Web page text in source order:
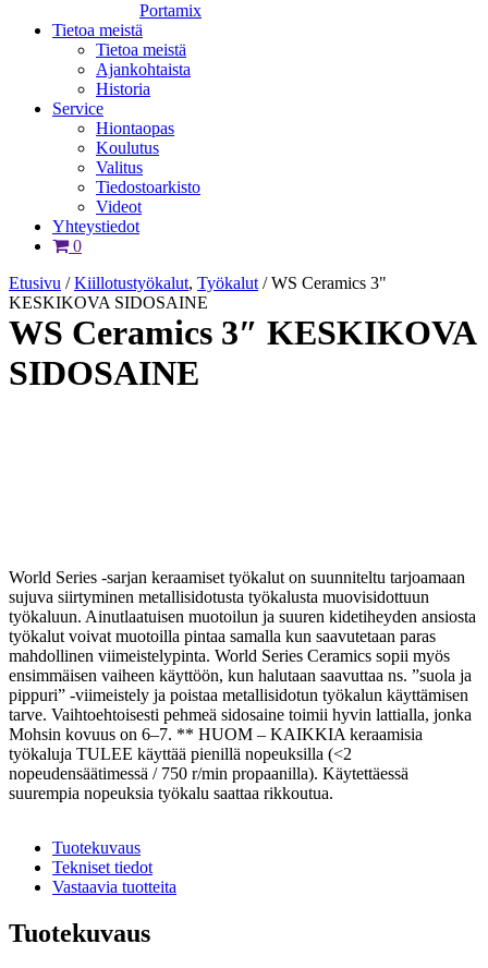
Portamix
Tietoa meistä
Tietoa meistä
Ajankohtaista
Historia
Service
Hiontaopas
Koulutus
Valitus
Tiedostoarkisto
Videot
Yhteystiedot
0
Etusivu /Kiillotustyökalut, Työkalut/WS Ceramics 3"
KESKIKOVA SIDOSAINE
WS Ceramics 3″ KESKIKOVA
SIDOSAINE
World Series -sarjan keraamiset työkalut on suunniteltu tarjoamaan
sujuva siirtyminen metallisidotusta työkalusta muovisidottuun
työkaluun. Ainutlaatuisen muotoilun ja suuren kidetiheyden ansiosta
työkalut voivat muotoilla pintaa samalla kun saavutetaan paras
mahdollinen viimeistelypinta. World Series Ceramics sopii myös
ensimmäisen vaiheen käyttöön, kun halutaan saavuttaa ns. ”suola ja
pippuri” -viimeistely ja poistaa metallisidotun työkalun käyttämisen
tarve. Vaihtoehtoisesti pehmeä sidosaine toimii hyvin lattialla, jonka
Mohsin kovuus on 6–7. ** HUOM – KAIKKIA keraamisia
työkaluja TULEE käyttää pienillä nopeuksilla (<2
nopeudensäätimessä / 750 r/min propaanilla). Käytettäessä
suurempia nopeuksia työkalu saattaa rikkoutua.
Tuotekuvaus
Tekniset tiedot
Vastaavia tuotteita
Tuotekuvaus